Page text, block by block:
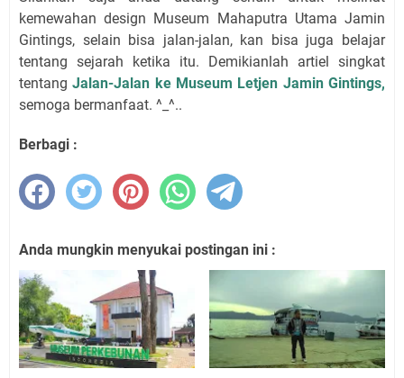
kemewahan design Museum Mahaputra Utama Jamin
Gintings, selain bisa jalan-jalan, kan bisa juga belajar
tentang sejarah ketika itu. Demikianlah artiel singkat
tentangJalan-Jalan ke Museum Letjen Jamin Gintings,
semoga bermanfaat. ^_^..
Berbagi :
Anda mungkin menyukai postingan ini :